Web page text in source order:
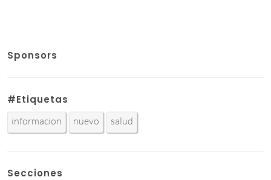
Sponsors
#Etiquetas
informacion nuevo salud
Secciones